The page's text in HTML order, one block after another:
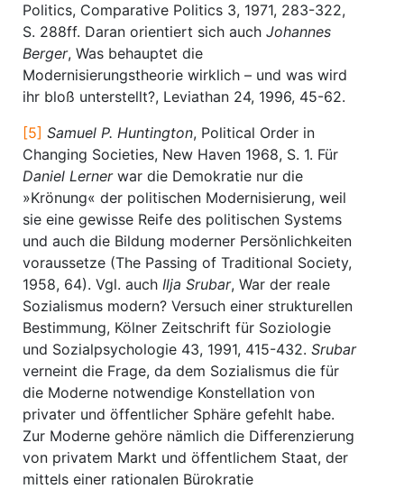
Politics, Comparative Politics 3, 1971, 283-322,
S. 288ff. Daran orientiert sich auch Johannes
Berger, Was behauptet die
Modernisierungstheorie wirklich – und was wird
ihr bloß unterstellt?, Leviathan 24, 1996, 45-62.
[5] Samuel P. Huntington, Political Order in
Changing Societies, New Haven 1968, S. 1. Für
Daniel Lernerwar die Demokratie nur die
»Krönung« der politischen Modernisierung, weil
sie eine gewisse Reife des politischen Systems
und auch die Bildung moderner Persönlichkeiten
voraussetze (The Passing of Traditional Society,
1958, 64). Vgl. auch Ilja Srubar, War der reale
Sozialismus modern? Versuch einer strukturellen
Bestimmung, Kölner Zeitschrift für Soziologie
und Sozialpsychologie 43, 1991, 415-432. Srubar
verneint die Frage, da dem Sozialismus die für
die Moderne notwendige Konstellation von
privater und öffentlicher Sphäre gefehlt habe.
Zur Moderne gehöre nämlich die Differenzierung
von privatem Markt und öffentlichem Staat, der
mittels einer rationalen Bürokratie